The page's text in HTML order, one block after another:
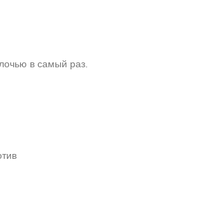
в самый раз.